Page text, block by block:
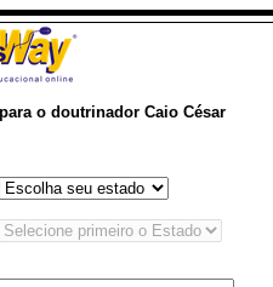
o doutrinador Caio César